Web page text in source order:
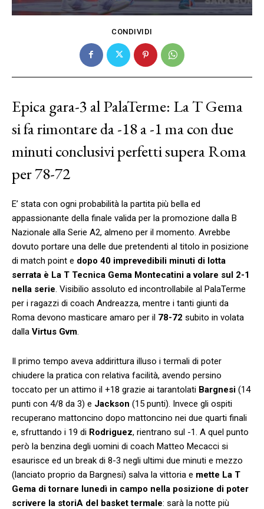
CONDIVIDI
Epica gara-3 al PalaTerme: La T Gema
si fa rimontare da -18 a -1 ma con due
minuti conclusivi perfetti supera Roma
per 78-72
E’ stata con ogni probabilità la partita più bella ed
appassionante della finale valida per la promozione dalla B
Nazionale alla Serie A2, almeno per il momento. Avrebbe
dovuto portare una delle due pretendenti al titolo in posizione
di match point e dopo 40 imprevedibili minuti di lotta
serrata è La T Tecnica Gema Montecatini a volare sul 2-1
nella serie. Visibilio assoluto ed incontrollabile al PalaTerme
per i ragazzi di coach Andreazza, mentre i tanti giunti da
Roma devono masticare amaro per il 78-72 subito in volata
dalla Virtus Gvm.
Il primo tempo aveva addirittura illuso i termali di poter
chiudere la pratica con relativa facilità, avendo persino
toccato per un attimo il +18 grazie ai tarantolati Bargnesi (14
punti con 4/8 da 3) e Jackson (15 punti). Invece gli ospiti
recuperano mattoncino dopo mattoncino nei due quarti finali
e, sfruttando i 19 di Rodriguez, rientrano sul -1. A quel punto
però la benzina degli uomini di coach Matteo Mecacci si
esaurisce ed un break di 8-3 negli ultimi due minuti e mezzo
(lanciato proprio da Bargnesi) salva la vittoria e mette La T
Gema di tornare lunedì in campo nella posizione di poter
scrivere la storiA del basket termale: sarà la notte più